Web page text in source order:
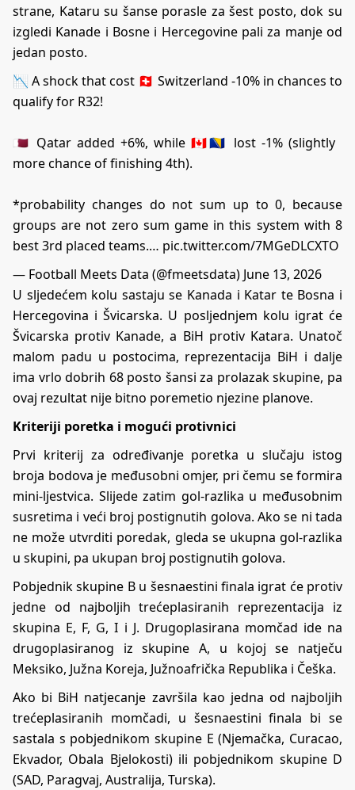
strane, Kataru su šanse porasle za šest posto, dok su
izgledi Kanade i Bosne i Hercegovine pali za manje od
jedan posto.
📉 A shock that cost 🇨🇭 Switzerland -10% in chances to
qualify for R32!
🇶🇦 Qatar added +6%, while 🇨🇦🇧🇦 lost -1% (slightly
more chance of finishing 4th).
*probability changes do not sum up to 0, because
groups are not zero sum game in this system with 8
best 3rd placed teams.… pic.twitter.com/7MGeDLCXTO
— Football Meets Data (@fmeetsdata) June 13, 2026
U sljedećem kolu sastaju se Kanada i Katar te Bosna i
Hercegovina i Švicarska. U posljednjem kolu igrat će
Švicarska protiv Kanade, a BiH protiv Katara. Unatoč
malom padu u postocima, reprezentacija BiH i dalje
ima vrlo dobrih 68 posto šansi za prolazak skupine, pa
ovaj rezultat nije bitno poremetio njezine planove.
Kriteriji poretka i mogući protivnici
Prvi kriterij za određivanje poretka u slučaju istog
broja bodova je međusobni omjer, pri čemu se formira
mini-ljestvica. Slijede zatim gol-razlika u međusobnim
susretima i veći broj postignutih golova. Ako se ni tada
ne može utvrditi poredak, gleda se ukupna gol-razlika
u skupini, pa ukupan broj postignutih golova.
Pobjednik skupine B u šesnaestini finala igrat će protiv
jedne od najboljih trećeplasiranih reprezentacija iz
skupina E, F, G, I i J. Drugoplasirana momčad ide na
drugoplasiranog iz skupine A, u kojoj se natječu
Meksiko, Južna Koreja, Južnoafrička Republika i Češka.
Ako bi BiH natjecanje završila kao jedna od najboljih
trećeplasiranih momčadi, u šesnaestini finala bi se
sastala s pobjednikom skupine E (Njemačka, Curacao,
Ekvador, Obala Bjelokosti) ili pobjednikom skupine D
(SAD, Paragvaj, Australija, Turska).